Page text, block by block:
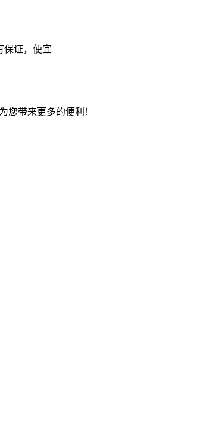
保证，便宜
您带来更多的便利！